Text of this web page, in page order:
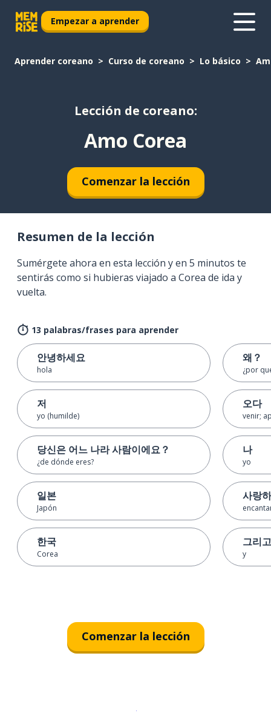
Empezar a aprender
Aprender coreano Curso de coreano Lo básico
Lección de coreano:
Amo Corea
Comenzar la lección
Resumen de la lección
Sumérgete ahora en esta lección y en 5 minutos te
sentirás como si hubieras viajado a Corea de ida y
vuelta.
13 palabras/frases para aprender
안녕하세요
hola
저
yo (humilde)
당신은 어느 나라 사람이에요？
¿de dónde eres?
일본
Japón
한국
Corea
왜？
¿por
오다
venir;
나
yo
사랑
그리고
y
Comenzar la lección